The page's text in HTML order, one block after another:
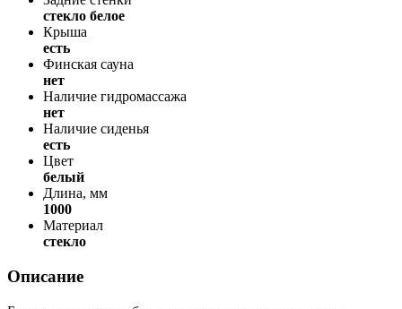
стекло белое
Крыша
есть
Финская сауна
нет
Наличие гидромассажа
нет
Наличие сиденья
есть
Цвет
белый
Длина, мм
1000
Материал
стекло
Описание